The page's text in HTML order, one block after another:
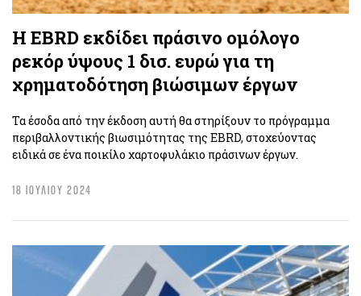
Η EBRD εκδίδει πράσινο ομόλογο
ρεκόρ ύψους 1 δισ. ευρώ για τη
χρηματοδότηση βιώσιμων έργων
Τα έσοδα από την έκδοση αυτή θα στηρίξουν το πρόγραμμα
περιβαλλοντικής βιωσιμότητας της EBRD, στοχεύοντας
ειδικά σε ένα ποικίλο χαρτοφυλάκιο πράσινων έργων.
18 ΙΟΥΛΙΟΥ 2024